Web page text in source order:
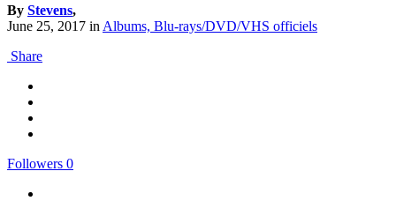
By Stevens,
June 25, 2017 inAlbums, Blu-rays/DVD/VHS officiels
Share
Followers 0